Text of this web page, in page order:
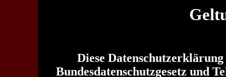
Diese
Bundesdatenschutzgesetz und